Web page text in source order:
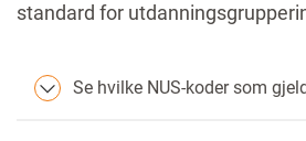
standard for
Se hvilke NUS-koder som